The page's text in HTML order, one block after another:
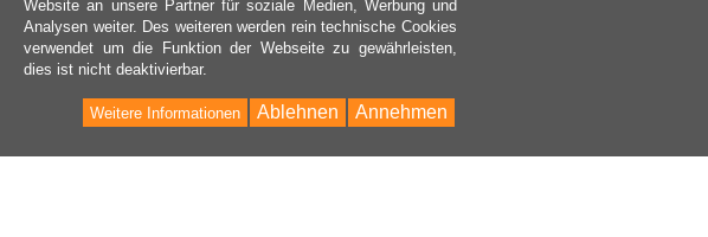
Website an unsere Partner für soziale Medien, Werbung und
Analysen weiter. Des weiteren werden rein technische Cookies
verwendet um die Funktion der Webseite zu gewährleisten,
dies ist nicht deaktivierbar.
Annehmen
Ablehnen
Weitere Informationen